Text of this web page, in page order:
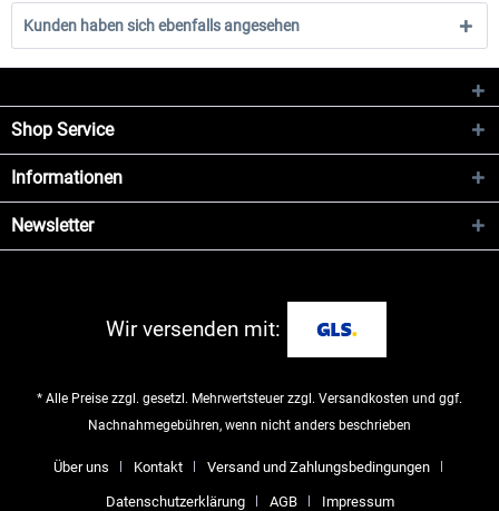
Kunden haben sich ebenfalls angesehen
Shop Service
Informationen
Newsletter
Wir versenden mit:
* Alle Preise zzgl. gesetzl. Mehrwertsteuer zzgl. Versandkosten und ggf.
Nachnahmegebühren, wenn nicht anders beschrieben
Über uns Kontakt Versand und Zahlungsbedingungen
Datenschutzerklärung AGB Impressum